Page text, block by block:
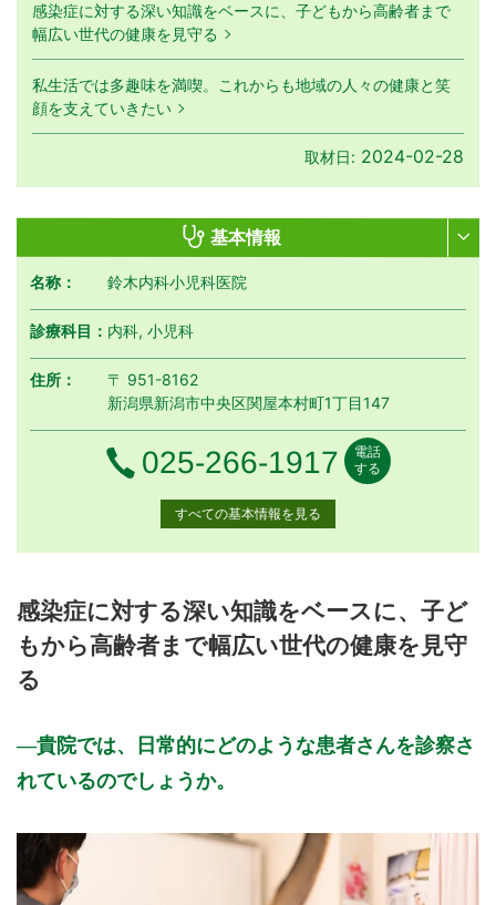
感染症に対する深い知識をベースに、子どもから高齢者まで
幅広い世代の健康を見守る
私生活では多趣味を満喫。これからも地域の人々の健康と笑
顔を支えていきたい
取材日: 2024-02-28
基本情報
名称： 鈴木内科小児科医院
診療科目： 内科, 小児科
住所：
〒 951-8162
新潟県新潟市中央区関屋本村町1丁目147
電話番号
025-266-1917
電話
する
すべての基本情報を見る
9:00～12:30
●
9:00～13:00
● ● ●
●
休診日：日、祝、第2・4土曜
機関ホームページ、またはお電話にてご確認ください。
>>病院なびで医療機関の詳細を見る
感染症に対する深い知識をベースに、子ど
もから高齢者まで幅広い世代の健康を見守
る
貴院では、日常的にどのような患者さんを診察さ
れているのでしょうか。